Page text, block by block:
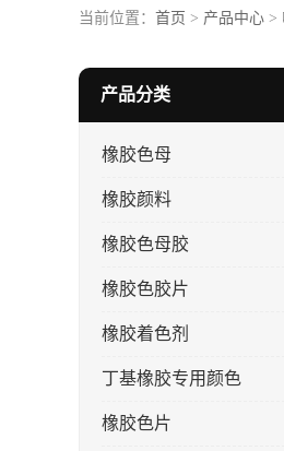
当前位置： 首页 > 产品中心 >
产品分类
橡胶色母
橡胶颜料
橡胶色母胶
橡胶色胶片
橡胶着色剂
丁基橡胶专用颜色
橡胶色片